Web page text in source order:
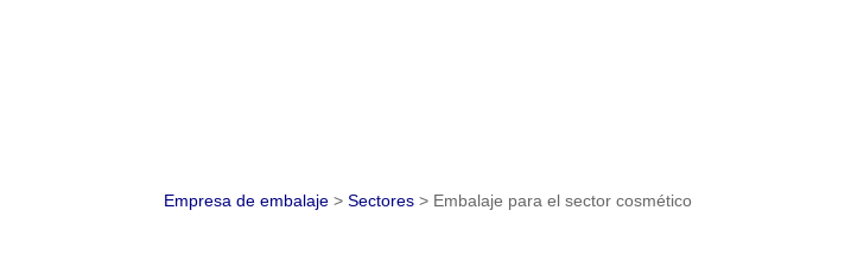
Empresa de embalaje> Sectores> Embalaje para el sector cosmético